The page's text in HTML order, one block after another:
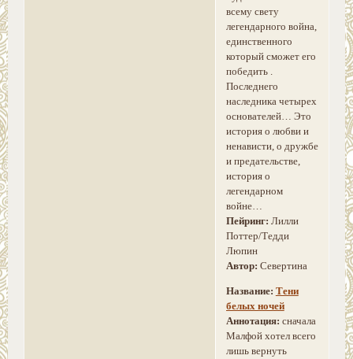
всему свету
легендарного война,
единственного
который сможет его
победить .
Последнего
наследника четырех
основателей… Это
история о любви и
ненависти, о дружбе
и предательстве,
история о
легендарном
войне…
Пейринг: Лилли
Поттер/Тедди
Люпин
Автор: Севертина
Название: Тени
белых ночей
Аннотация: сначала
Малфой хотел всего
лишь вернуть